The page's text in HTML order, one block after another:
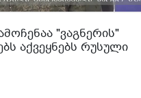
"ვაგნერის"
აქვეყნებს რუსული